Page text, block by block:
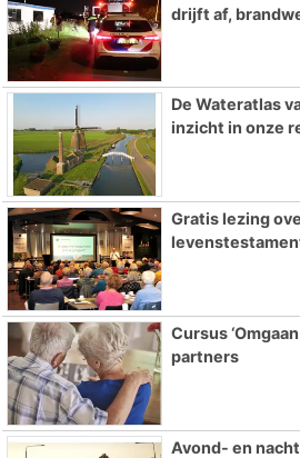
drijft af,
De Wateratlas
inzicht in onze
Gratis lezing
Cursus
partners
Avond- en